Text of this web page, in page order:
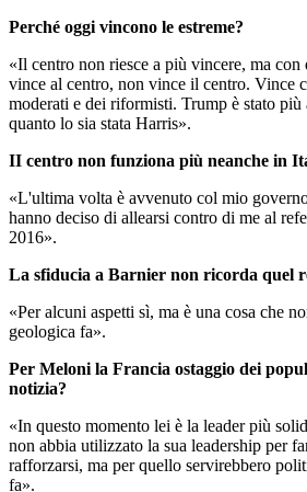
Perché oggi vincono le estreme?
«Il centro non riesce a più vincere, ma con
vince al centro, non vince il centro. Vince
moderati e dei riformisti. Trump è stato più
quanto lo sia stata Harris».
II centro non funziona più neanche in
«L'ultima volta è avvenuto col mio
hanno deciso di allearsi contro di me al
2016».
La sfiducia a Barnier non ricorda quel
«Per alcuni aspetti sì, ma è una cosa che
geologica fa».
Per Meloni la Francia ostaggio dei
notizia?
«In questo momento lei è la leader più
non abbia utilizzato la sua leadership per
rafforzarsi, ma per quello servirebbero
fa».